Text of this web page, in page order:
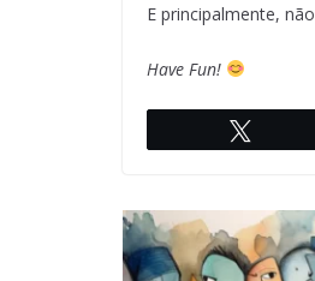
E principalmente,
Have Fun!